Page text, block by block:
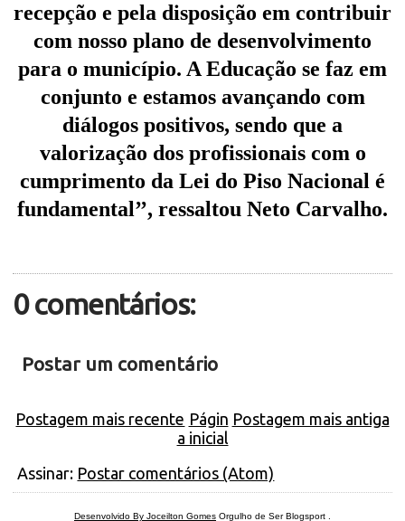
recepção e pela disposição em contribuir
com nosso plano de desenvolvimento
para o município. A Educação se faz em
conjunto e estamos avançando com
diálogos positivos, sendo que a
valorização dos profissionais com o
cumprimento da Lei do Piso Nacional é
fundamental’’, ressaltou Neto Carvalho.
0 comentários:
Postar um comentário
Postagem mais recente Postagem mais antiga
Págin
a inicial
Assinar: Postar comentários (Atom)
Desenvolvido By Joceilton Gomes Orgulho de Ser Blogsport